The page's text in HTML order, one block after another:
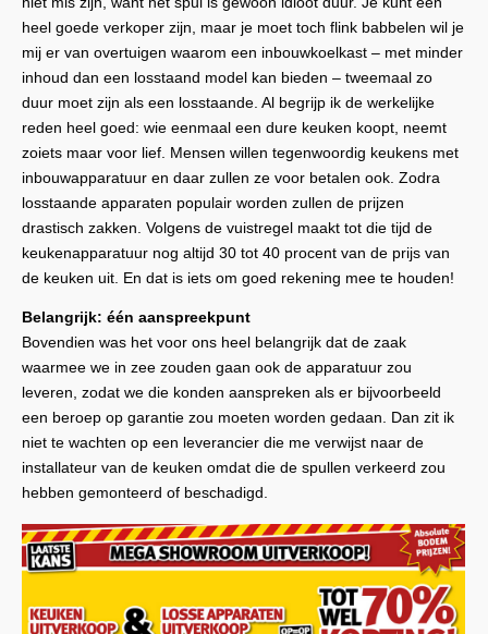
heel goede verkoper zijn, maar je moet toch flink babbelen wil je
mij er van overtuigen waarom een inbouwkoelkast – met minder
inhoud dan een losstaand model kan bieden – tweemaal zo
duur moet zijn als een losstaande. Al begrijp ik de werkelijke
reden heel goed: wie eenmaal een dure keuken koopt, neemt
zoiets maar voor lief. Mensen willen tegenwoordig keukens met
inbouwapparatuur en daar zullen ze voor betalen ook. Zodra
losstaande apparaten populair worden zullen de prijzen
drastisch zakken. Volgens de vuistregel maakt tot die tijd de
keukenapparatuur nog altijd 30 tot 40 procent van de prijs van
de keuken uit. En dat is iets om goed rekening mee te houden!
Belangrijk: één aanspreekpunt
Bovendien was het voor ons heel belangrijk dat de zaak
waarmee we in zee zouden gaan ook de apparatuur zou
leveren, zodat we die konden aanspreken als er bijvoorbeeld
een beroep op garantie zou moeten worden gedaan. Dan zit ik
niet te wachten op een leverancier die me verwijst naar de
installateur van de keuken omdat die de spullen verkeerd zou
hebben gemonteerd of beschadigd.